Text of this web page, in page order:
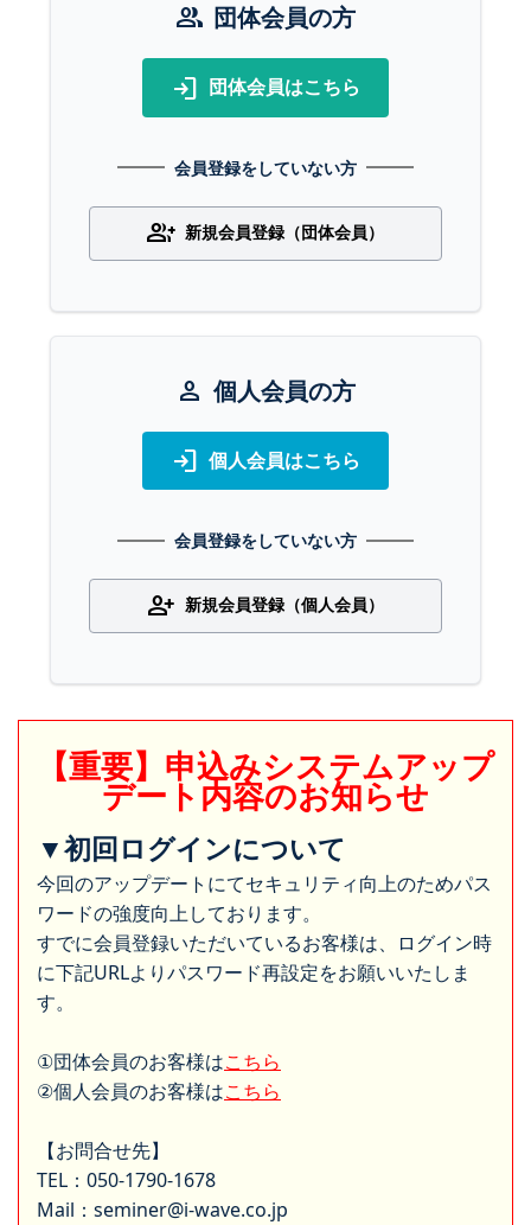
group 団体会員の方
login 団体会員はこちら
会員登録をしていない方
group_add 新規会員登録（団体会員）
person 個人会員の方
login 個人会員はこちら
会員登録をしていない方
person_add 新規会員登録（個人会員）
【重要】申込みシステムアップ
デート内容のお知らせ
▼初回ログインについて
今回のアップデートにてセキュリティ向上のためパス
ワードの強度向上しております。
すでに会員登録いただいているお客様は、ログイン時
に下記URLよりパスワード再設定をお願いいたしま
す。
①団体会員のお客様はこちら
②個人会員のお客様はこちら
【お問合せ先】
TEL：050-1790-1678
Mail：seminer@i-wave.co.jp